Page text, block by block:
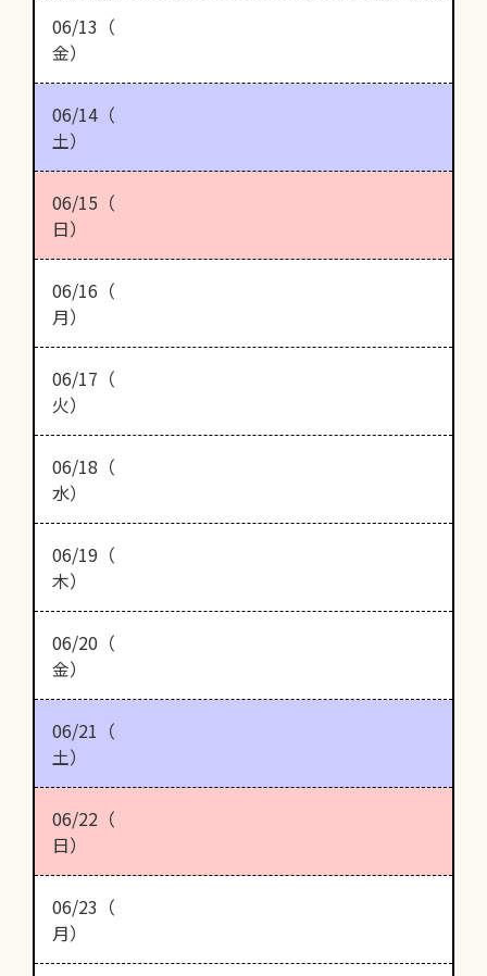
06/13（
金）
06/14（
土）
06/15（
日）
06/16（
月）
06/17（
火）
06/18（
水）
06/19（
木）
06/20（
金）
06/21（
土）
06/22（
日）
06/23（
月）